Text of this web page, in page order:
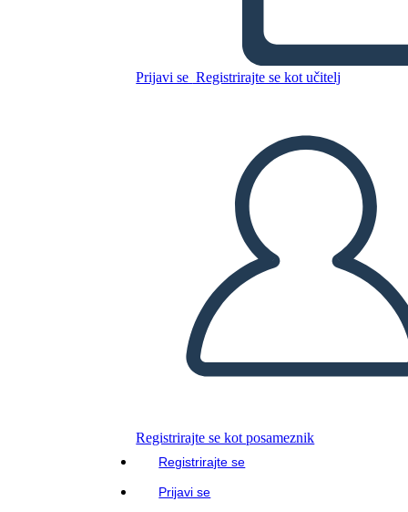
Prijavi se Registrirajte se kot učitelj
Registrirajte se kot posameznik
Registrirajte se
Prijavi se
2. Ülevaade
USTVARITE SNEMALNO KNJIGO
PREDVAJANJE DIAPROJEKCIJE
PREBERI MI